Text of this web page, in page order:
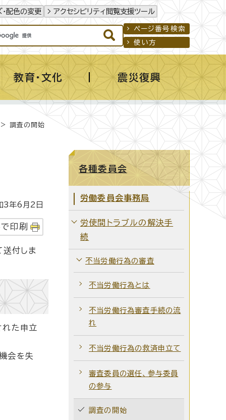
配色の変更 アクセシビリティ閲覧支援ツール
ページ番号検索
使い方
教育・文化 震災復興
> 調査の開始
年6月2日
印刷
付しま
れた申立
会を失
各種委員会
労働委員会事務局
労使間トラブルの解決手
続
不当労働行為の審査
不当労働行為とは
不当労働行為審査手続の流
れ
不当労働行為の救済申立て
審査委員の選任、参与委員
の参与
調査の開始